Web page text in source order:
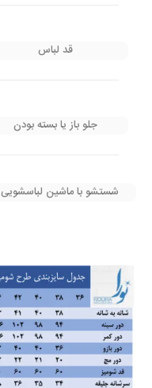
قد لباس
جلو باز یا بسته بودن
شستشو با ماشین لباسشویی